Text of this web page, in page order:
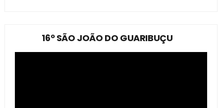
16º SÃO JOÃO DO GUARIBUÇU